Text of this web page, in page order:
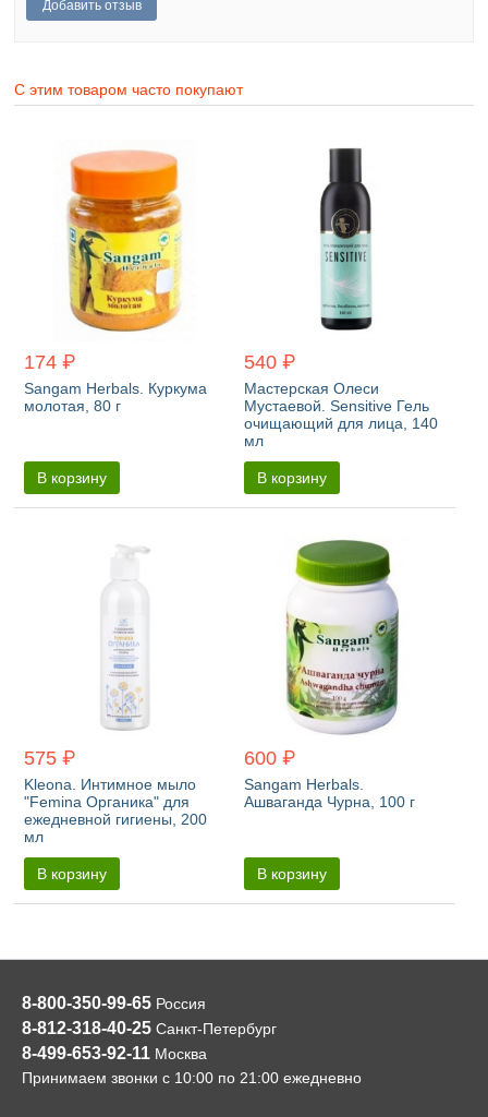
С этим товаром часто покупают
174 ₽
Sangam Herbals. Куркума
молотая, 80 г
В корзину
540 ₽
Мастерская Олеси
Мустаевой. Sensitive Гель
очищающий для лица, 140
мл
В корзину
575 ₽
Kleona. Интимное мыло
"Femina Органика" для
ежедневной гигиены, 200
мл
В корзину
600 ₽
Sangam Herbals.
Ашваганда Чурна, 100 г
В корзину
8-800-350-99-65 Россия
8-812-318-40-25 Санкт-Петербург
8-499-653-92-11 Москва
Принимаем звонки с 10:00 по 21:00 ежедневно